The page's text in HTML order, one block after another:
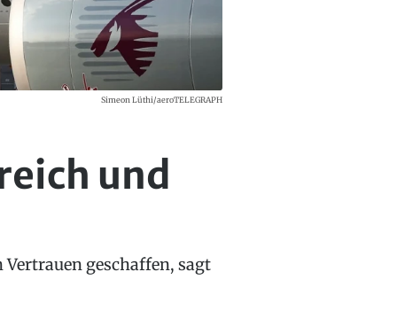
Simeon Lüthi/aeroTELEGRAPH
und
geschaffen, sagt